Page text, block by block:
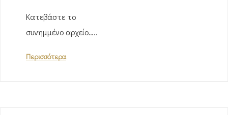
Κατεβάστε το
συνημμένο αρχείο…..
Περισσότερα